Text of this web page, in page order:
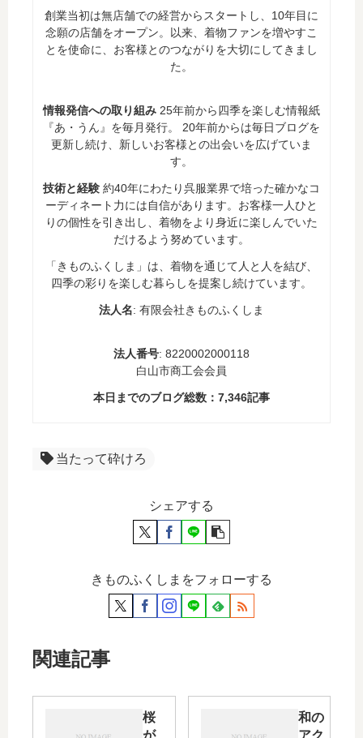
創業当初は無店舗での経営からスタートし、10年目に
念願の店舗をオープン。以来、着物ファンを増やすこ
とを使命に、お客様とのつながりを大切にしてきまし
た。
情報発信への取り組み 25年前から四季を楽しむ情報紙
『あ・うん』を毎月発行。 20年前からは毎日ブログを
更新し続け、新しいお客様との出会いを広げていま
す。
技術と経験 約40年にわたり呉服業界で培った確かなコ
ーディネート力には自信があります。お客様一人ひと
りの個性を引き出し、着物をより身近に楽しんでいた
だけるよう努めています。
「きものふくしま」は、着物を通じて人と人を結び、
四季の彩りを楽しむ暮らしを提案し続けています。
法人名: 有限会社きものふくしま
法人番号: 8220002000118
白山市商工会会員
本日までのブログ総数： 7,346記事
当たって砕けろ
シェアする
きものふくしまをフォローする
関連記事
桜
が
和の
アク